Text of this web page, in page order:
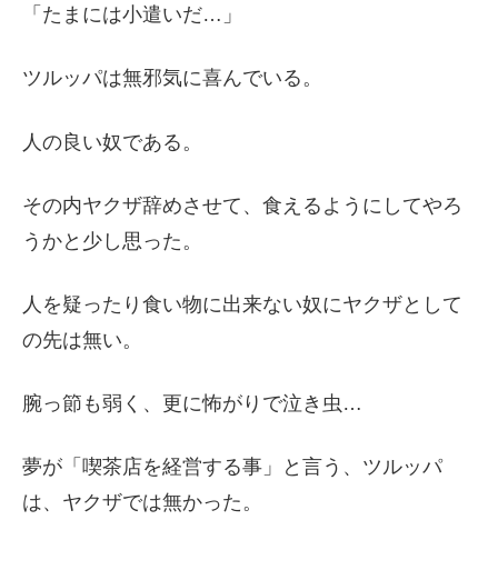
「たまには小遣いだ…」
ツルッパは無邪気に喜んでいる。
人の良い奴である。
その内ヤクザ辞めさせて、食えるようにしてやろ
うかと少し思った。
人を疑ったり食い物に出来ない奴にヤクザとして
の先は無い。
腕っ節も弱く、更に怖がりで泣き虫…
夢が「喫茶店を経営する事」と言う、ツルッパ
は、ヤクザでは無かった。